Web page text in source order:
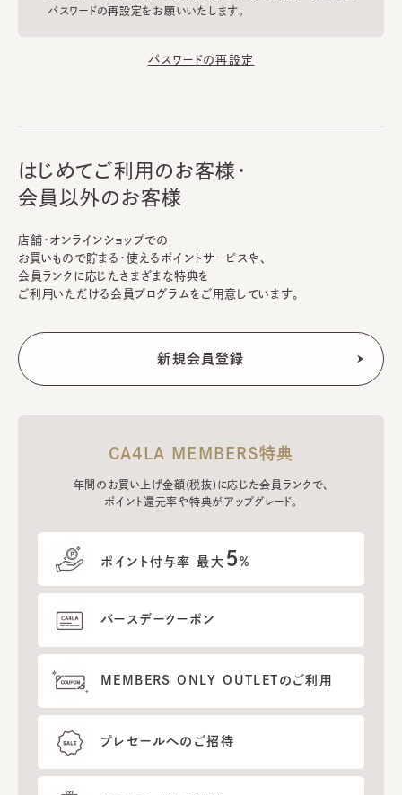
パスワードの再設定をお願いいたします。
パスワードの再設定
はじめてご利用のお客様・
会員以外のお客様
店舗・オンラインショップでの
お買いもので貯まる・使えるポイントサービスや、
会員ランクに応じたさまざまな特典を
ご利用いただける会員プログラムをご用意しています。
CA4LA MEMBERS特典
年間のお買い上げ金額(税抜)に応じた会員ランクで、
ポイント還元率や特典がアップグレード。
ポイント付与率 最大 5%
バースデークーポン
MEMBERS ONLY OUTLETのご利用
プレセールへのご招待